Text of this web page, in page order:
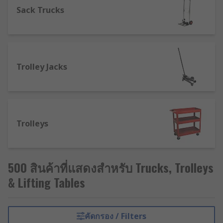
from particularly hardwearing materials,
making them suitable for lifting and loading
movement of large and small components
and come in different styles, materials and
Platform Trolleys- are handled trolley
designed to carry items such as boxes or
packages across distances. The
wheels that make them highly portable.
Sack Trucks
Trolley Jacks
Trolleys
500 สินค้าที่แสดงสำหรับ Trucks, Trolleys
& Lifting Tables
คัดกรอง / Filters